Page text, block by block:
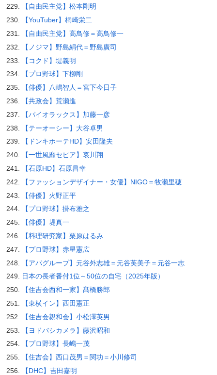
【自由民主党】松本剛明
【YouTuber】桐崎栄二
【自由民主党】高鳥修＝高鳥修一
【ノジマ】野島絹代＝野島廣司
【コクド】堤義明
【プロ野球】下柳剛
【俳優】八嶋智人＝宮下今日子
【共政会】荒瀬進
【パイオラックス】加藤一彦
【テーオーシー】大谷卓男
【ドンキホーテHD】安田隆夫
【一世風靡セピア】哀川翔
【石原HD】石原昌幸
【ファッションデザイナー・女優】NIGO＝牧瀬里穂
【俳優】火野正平
【プロ野球】掛布雅之
【俳優】堤真一
【料理研究家】栗原はるみ
【プロ野球】赤星憲広
【アパグループ】元谷外志雄＝元谷芙美子＝元谷一志
日本の長者番付1位～50位の自宅（2025年版）
【住吉会西和一家】髙橋勝郎
【東横イン】西田憲正
【住吉会親和会】小松澤英男
【ヨドバシカメラ】藤沢昭和
【プロ野球】長嶋一茂
【住吉会】西口茂男＝関功＝小川修司
【DHC】吉田嘉明